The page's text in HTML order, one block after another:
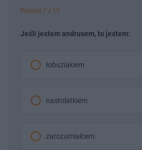
Pytanie 1 z 12
Jeśli jestem andrusem, to jestem:
łobuziakiem
nastolatkiem
zarozumialcem